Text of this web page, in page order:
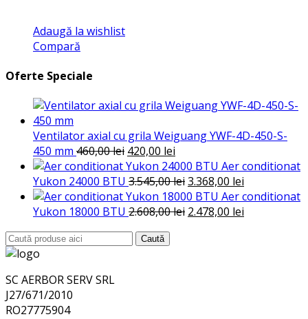
Adaugă la wishlist
Compară
Oferte Speciale
Ventilator axial cu grila Weiguang YWF-4D-450-S-
450 mm 460,00lei Prețul
inițial
a
fost:
460,00 lei.
420,00 lei
curent
este:
420,00 lei.
Aer conditionat
Yukon 24000 BTU 3.545,00leiPrețul
inițial
a
3.368,00 lei
curent
Aer conditionat
Yukon 18000 BTU 2.608,00lei Prețul
2.478,00 lei
Search
for:
Caută
SC AERBOR SERV SRL
J27/671/2010
RO27775904